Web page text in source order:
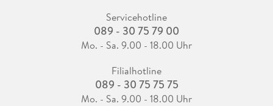
Servicehotline
089 - 30 75 79 00
Mo. - Sa. 9.00 - 18.00 Uhr
Filialhotline
089 - 30 75 75 75
Mo. - Sa. 9.00 - 18.00 Uhr